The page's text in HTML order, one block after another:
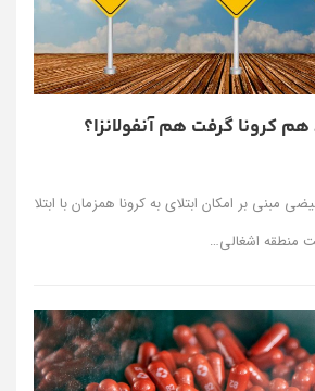
هم کرونا گرفت هم آنفولانزا؟
مبنی بر امکان ابتلای به کرونا همزمان با ابتلا
منطقه اشغالی…